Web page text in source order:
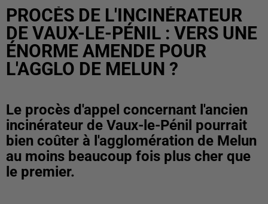
PROCÈS DE L'INCINÉRATEUR
DE VAUX-LE-PÉNIL : VERS UNE
ÉNORME AMENDE POUR
L'AGGLO DE MELUN ?
Le procès d'appel concernant l'ancien
incinérateur de Vaux-le-Pénil pourrait
bien coûter à l'agglomération de Melun
au moins beaucoup fois plus cher que
le premier.